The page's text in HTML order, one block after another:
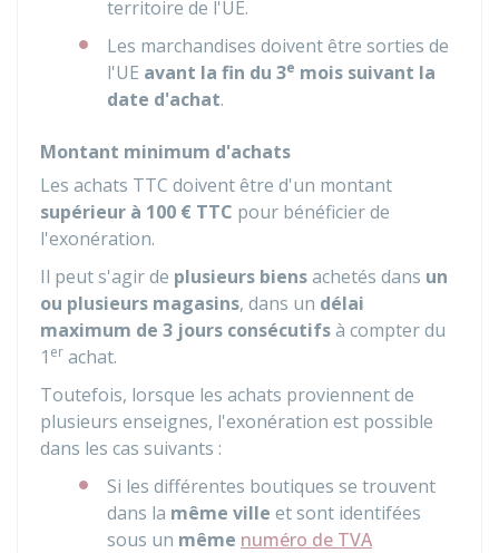
territoire de l'UE.
Les marchandises doivent être sorties de
l'UE avant la fin du 3e mois suivant la
date d'achat.
Montant minimum d'achats
Les achats TTC doivent être d'un montant
supérieur à 100 € TTC pour bénéficier de
l'exonération.
Il peut s'agir de plusieurs biensachetés dans un
ou plusieurs magasins, dans un délai
maximum de 3 jours consécutifsà compter du
1 er achat.
Toutefois, lorsque les achats proviennent de
plusieurs enseignes, l'exonération est possible
dans les cas suivants :
Si les différentes boutiques se trouvent
dans la même ville et sont identifées
sous un même numéro de TVA